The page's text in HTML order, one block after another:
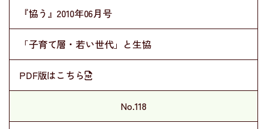
『協う』2010年06月号
「子育て層・若い世代」と生協
PDF版はこちら
No.118